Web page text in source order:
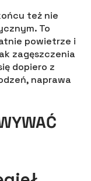
też nie
To
powietrze i
zagęszczenia
dopiero z
naprawa